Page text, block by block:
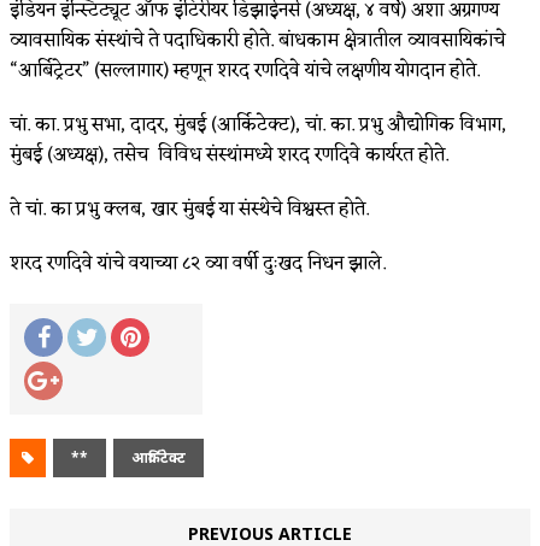
इंडियन इंन्स्टिट्यूट ऑफ इंटिरीयर डिझाईनर्स (अध्यक्ष, ४ वर्षे) अशा अग्रगण्य
व्यावसायिक संस्थांचे ते पदाधिकारी होते. बांधकाम क्षेत्रातील व्यावसायिकांचे
“आर्बिट्रेटर” (सल्लागार) म्हणून शरद रणदिवे यांचे लक्षणीय योगदान होते.
चां. का. प्रभु सभा, दादर, मुंबई (आर्किटेक्ट), चां. का. प्रभु औद्योगिक विभाग,
मुंबई (अध्यक्ष), तसेच विविध संस्थांमध्ये शरद रणदिवे कार्यरत होते.
ते चां. का प्रभु क्लब, खार मुंबई या संस्थेचे विश्वस्त होते.
शरद रणदिवे यांचे वयाच्या ८२ व्या वर्षी दुःखद निधन झाले.
** आर्किटेक्ट
PREVIOUS ARTICLE